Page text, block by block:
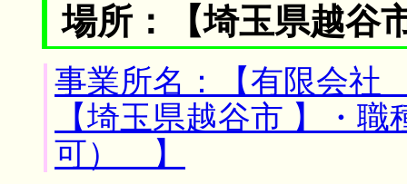
場所：【埼玉県越谷
事業所名：【有限会
【埼玉県越谷市 】・
可） 】